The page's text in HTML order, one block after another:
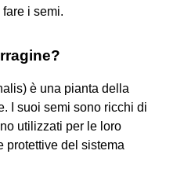
i semi.
è una pianta della
I suoi semi sono ricchi di
utilizzati per le loro
protettive del sistema